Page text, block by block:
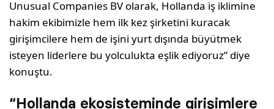
Unusual Companies BV olarak, Hollanda iş iklimine
hakim ekibimizle hem ilk kez şirketini kuracak
girişimcilere hem de işini yurt dışında büyütmek
isteyen liderlere bu yolculukta eşlik ediyoruz” diye
konuştu.
“Hollanda ekosisteminde girişimlere